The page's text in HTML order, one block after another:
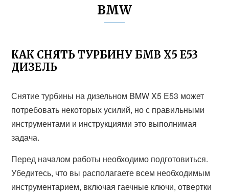
BMW
КАК СНЯТЬ ТУРБИНУ БМВ Х5 Е53
ДИЗЕЛЬ
Снятие турбины на дизельном BMW X5 E53 может
потребовать некоторых усилий, но с правильными
инструментами и инструкциями это выполнимая
задача.
Перед началом работы необходимо подготовиться.
Убедитесь, что вы располагаете всем необходимым
инструментарием, включая гаечные ключи, отвертки